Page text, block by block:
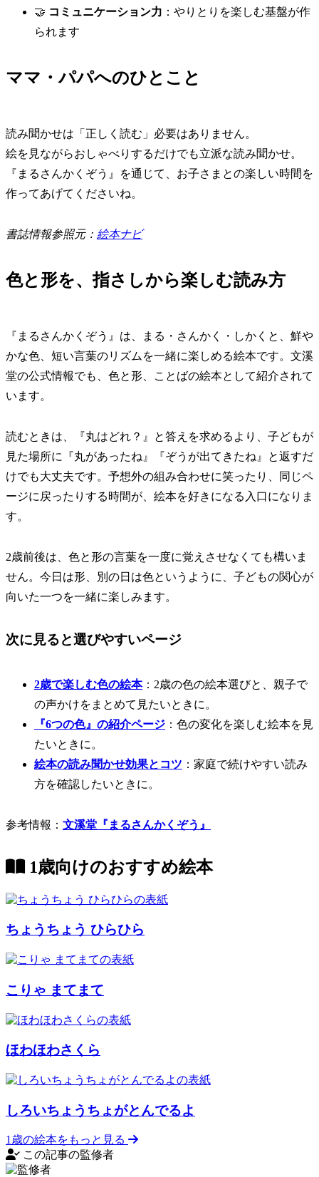
🤝 コミュニケーション力 ：やりとりを楽しむ基盤が作
られます
ママ・パパへのひとこと
読み聞かせは「正しく読む」必要はありません。
絵を見ながらおしゃべりするだけでも立派な読み聞かせ。
『まるさんかくぞう』を通じて、お子さまとの楽しい時間を
作ってあげてくださいね。
書誌情報参照元： 絵本ナビ
色と形を、指さしから楽しむ読み方
『まるさんかくぞう』は、まる・さんかく・しかくと、鮮や
かな色、短い言葉のリズムを一緒に楽しめる絵本です。文溪
堂の公式情報でも、色と形、ことばの絵本として紹介されて
います。
読むときは、『丸はどれ？』と答えを求めるより、子どもが
見た場所に『丸があったね』『ぞうが出てきたね』と返すだ
けでも大丈夫です。予想外の組み合わせに笑ったり、同じペ
ージに戻ったりする時間が、絵本を好きになる入口になりま
す。
2歳前後は、色と形の言葉を一度に覚えさせなくても構いま
せん。今日は形、別の日は色というように、子どもの関心が
向いた一つを一緒に楽しみます。
次に見ると選びやすいページ
2歳で楽しむ色の絵本：2歳の色の絵本選びと、親子で
の声かけをまとめて見たいときに。
『6つの色』の紹介ページ ：色の変化を楽しむ絵本を見
たいときに。
絵本の読み聞かせ効果とコツ ：家庭で続けやすい読み
方を確認したいときに。
参考情報： 文溪堂『まるさんかくぞう』
1歳向けのおすすめ絵本
ちょうちょう ひらひら
こりゃ まてまて
ほわほわさくら
しろいちょうちょがとんでるよ
1歳の絵本をもっと見る
この記事の監修者